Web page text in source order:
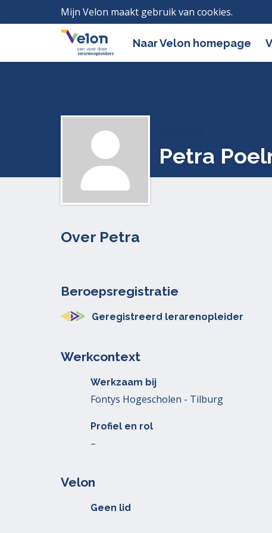
Mijn Velon maakt gebruik van cookies.
Naar Velon homepage
Petra
Over Petra
Beroepsregistratie
Geregistreerd lerarenopleider
Werkcontext
Werkzaam bij
Fontys Hogescholen - Tilburg
Profiel en rol
–
Velon
Geen lid